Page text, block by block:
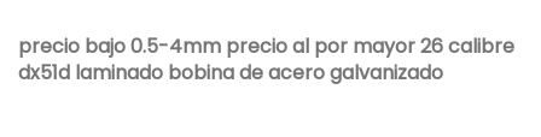
precio bajo 0.5-4mm precio al por mayor 26 calibre
dx51d laminado bobina de acero galvanizado